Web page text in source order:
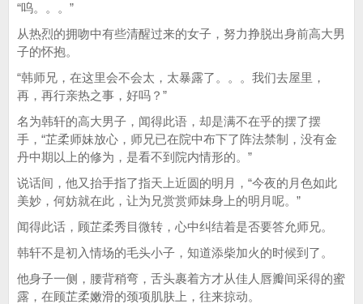
“呜。。。”
从热烈的拥吻中有些清醒过来的女子，努力挣脱出身前高大男
子的怀抱。
“韩师兄，在这里会不会太，太暴露了。。。我们去屋里，
再，再行亲热之事，好吗？”
名为韩轩的高大男子，闻得此语，却是满不在乎的摆了摆
手，“芷柔师妹放心，师兄已在院中布下了阵法禁制，没有金
丹中期以上的修为，是看不到院内情形的。”
说话间，他又抬手指了指天上近圆的明月，“今夜的月色如此
美妙，何妨就在此，让为兄赏赏师妹身上的明月呢。”
闻得此话，顾芷柔秀目微转，心中纠结着是否要答允师兄。
韩轩不是初入情场的毛头小子，知道添柴加火的时候到了。
他身子一侧，腰背稍弯，舌头裹着方才从佳人唇瓣间采得的蜜
露，在顾芷柔嫩滑的颈项肌肤上，往来掠动。